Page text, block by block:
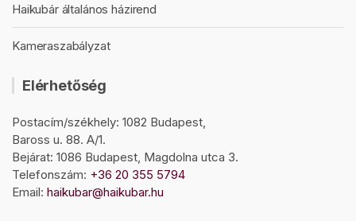
Haikubár általános házirend
Kameraszabályzat
Elérhetőség
Postacím/székhely: 1082 Budapest,
Baross u. 88. A/1.
Bejárat: 1086 Budapest, Magdolna utca 3.
Telefonszám: +36 20 355 5794
Email: haikubar@haikubar.hu